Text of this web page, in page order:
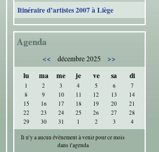
Itinéraire d’artistes 2007 à Liège
Agenda
<< décembre 2025
>>
lu
ma me je ve sa di
1 2 3 4 5 6
7
8
9 10 11 12 13
14
15
16 17 18 19 20
21
22
23 24 25 26 27
28
29
30 31 1 2 3
4
Il n'y a aucun évènement à venir pour ce mois
dans l'agenda